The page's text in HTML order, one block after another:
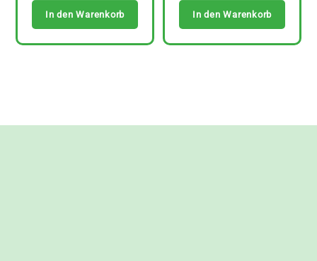
In den Warenkorb In den Warenkorb